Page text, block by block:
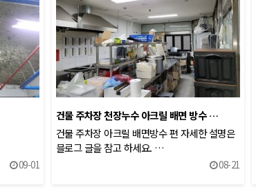
09-01
건물 주차장 천장누수 아크릴 배면 방수 …
건물 주차장 아크릴 배면방수 편 자세한 설명은
블로그 글을 참고 하세요. …
08-21